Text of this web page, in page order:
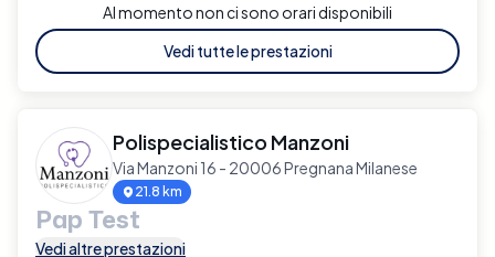
Al momento non ci sono orari disponibili
Vedi tutte le prestazioni
Polispecialistico Manzoni
Via Manzoni 16 - 20006 Pregnana Milanese
21.8 km
Pap Test
Vedi altre prestazioni